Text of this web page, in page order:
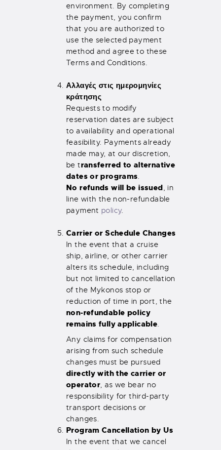
environment. By completing
the payment, you confirm
that you are authorized to
use the selected payment
method and agree to these
Terms and Conditions.
Αλλαγές στις ημερομηνίες
κράτησης
Requests to modify
reservation dates are subject
to availability and operational
feasibility. Payments already
made may, at our discretion,
be transferred to alternative
dates or programs.
No refunds will be issued, in
line with the non-refundable
payment policy.
Carrier or Schedule Changes
In the event that a cruise
ship, airline, or other carrier
alters its schedule, including
but not limited to cancellation
of the Mykonos stop or
reduction of time in port, the
non-refundable policy
remains fully applicable.
Any claims for compensation
arising from such schedule
changes must be pursued
directly with the carrier or
operator, as we bear no
responsibility for third-party
transport decisions or
changes.
Program Cancellation by Us
In the event that we cancel